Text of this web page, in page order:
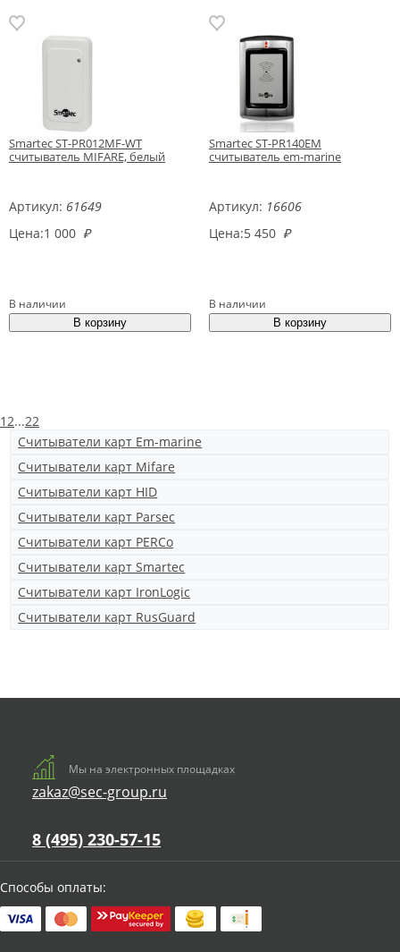
Smartec ST-PR012MF-WT
считыватель MIFARE, белый
Артикул: 61649
Цена:1 000 ₽
В наличии
Smartec ST-PR140EM
считыватель em-marine
Артикул: 16606
Цена:5 450 ₽
В наличии
12...22
Считыватели карт Em-marine
Считыватели карт Mifare
Считыватели карт HID
Считыватели карт Parsec
Считыватели карт PERCo
Считыватели карт Smartec
Считыватели карт IronLogic
Считыватели карт RusGuard
Мы на электронных площадках
zakaz@sec-group.ru
8 (495) 230-57-15
Способы оплаты: